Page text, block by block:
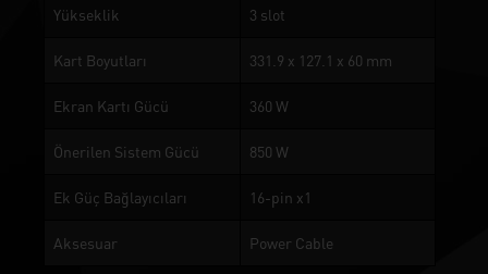
Yükseklik 3 slot
Kart Boyutları 331.9 x 127.1 x 60 mm
Ekran Kartı Gücü 360 W
Önerilen Sistem Gücü 850 W
Ek Güç Bağlayıcıları 16-pin x1
Aksesuar Power Cable